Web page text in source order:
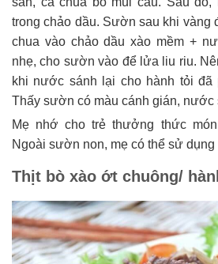
trong chảo dầu. Sườn sau khi vàng
chua vào chảo dầu xào mềm +
nhẹ, cho sườn vào để lửa liu riu.
khi nước sánh lại cho hành tỏi đã
Thấy sườn có màu cánh gián, nước
Mẹ nhớ cho trẻ thưởng thức
Ngoài sườn non, mẹ có thể sử
Thịt bò xào ớt chuông/